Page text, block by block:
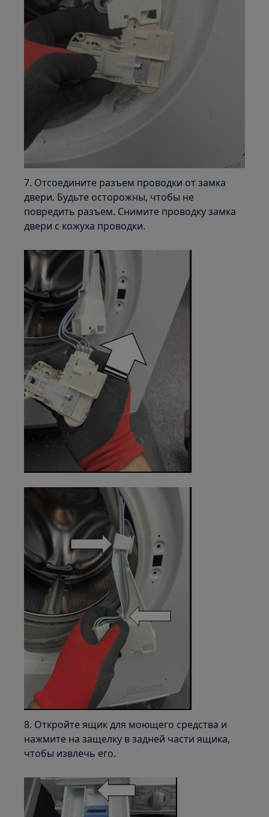
7. Отсоедините разъем проводки от замка
двери. Будьте осторожны, чтобы не
повредить разъем. Снимите проводку замка
двери с кожуха проводки.
8. Откройте ящик для моющего средства и
нажмите на защелку в задней части ящика,
чтобы извлечь его.